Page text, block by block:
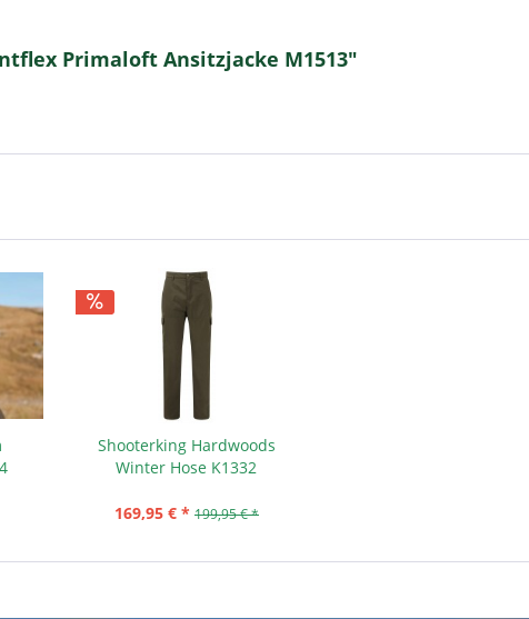
Primaloft Ansitzjacke M1513"
Shooterking Hardwoods
Winter Hose K1332
169,95 € * 199,95 € *